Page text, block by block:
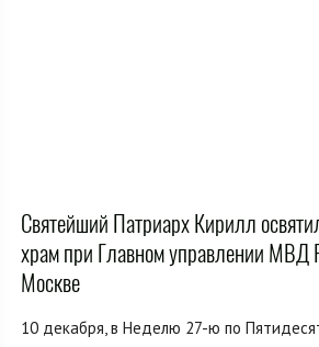
Святейший Патриарх Кирилл
храм при Главном управлении МВД
Москве
10 декабря, в Неделю 27-ю по